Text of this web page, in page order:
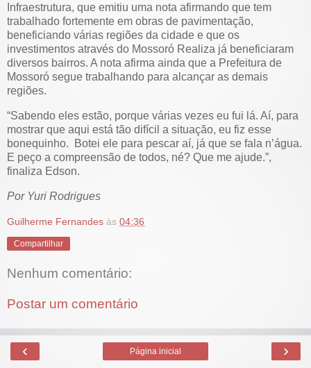
Infraestrutura, que emitiu uma nota afirmando que tem
trabalhado fortemente em obras de pavimentação,
beneficiando várias regiões da cidade e que os
investimentos através do Mossoró Realiza já beneficiaram
diversos bairros. A nota afirma ainda que a Prefeitura de
Mossoró segue trabalhando para alcançar as demais
regiões.
“Sabendo eles estão, porque várias vezes eu fui lá. Aí, para
mostrar que aqui está tão difícil a situação, eu fiz esse
bonequinho. Botei ele para pescar aí, já que se fala n’água.
E peço a compreensão de todos, né? Que me ajude.”,
finaliza Edson.
Por Yuri Rodrigues
Guilherme Fernandes às 04:36
Compartilhar
Nenhum comentário:
Postar um comentário
‹ ›
Página inicial